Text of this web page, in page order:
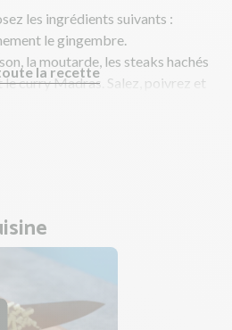
les ingrédients suivants :
le gingembre.
la moutarde, les steaks hachés
curry Madras. Salez, poivrez et
la recette